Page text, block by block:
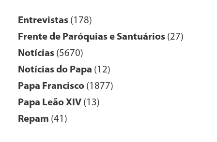
Entrevistas (178)
Frente de Paróquias e Santuários (27)
Notícias (5670)
Notícias do Papa (12)
Papa Francisco (1877)
Papa Leão XIV (13)
Repam (41)